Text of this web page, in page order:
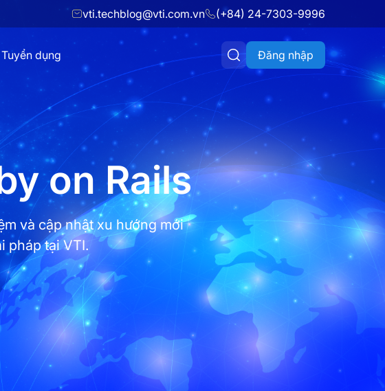
vti.techblog@vti.com.vn (+84) 24-7303-9996
Tuyển dụng Đăng nhập
on Rails
và cập nhật xu hướng mới
pháp tại VTI.